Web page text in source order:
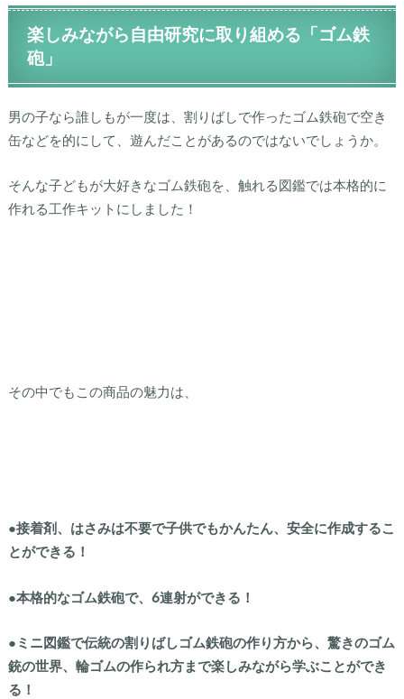
楽しみながら自由研究に取り組める「ゴム鉄
砲」
男の子なら誰しもが一度は、割りばしで作ったゴム鉄砲で空き
缶などを的にして、遊んだことがあるのではないでしょうか。
そんな子どもが大好きなゴム鉄砲を、触れる図鑑では本格的に
作れる工作キットにしました！
その中でもこの商品の魅力は、
●接着剤、はさみは不要で子供でもかんたん、安全に作成するこ
とができる！
●本格的なゴム鉄砲で、6連射ができる！
●ミニ図鑑で伝統の割りばしゴム鉄砲の作り方から、驚きのゴム
銃の世界、輪ゴムの作られ方まで楽しみながら学ぶことができ
る！